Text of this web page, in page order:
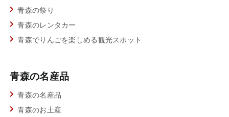
青森の祭り
青森のレンタカー
青森でりんごを楽しめる観光スポット
青森の名産品
青森の名産品
青森のお土産